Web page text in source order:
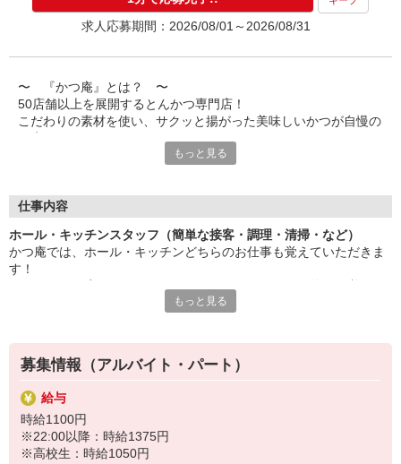
求人応募期間：2026/08/01～2026/08/31
〜 『かつ庵』とは？ 〜
50店舗以上を展開するとんかつ専門店！
こだわりの素材を使い、サクッと揚がった美味しいかつが自慢の
■ホール
■キッチン
⇒マニュアル通りの簡単な調理と盛り付け！
働きやすい日中だけ、短時間など希望のシフトで活躍可能。
家事や学業など、私生活と両立して無理なく働けますよ。
そろそろお仕事はじめませんか？
まずは気軽にご相談くださいね。
もっと見る
仕事内容
ホール・キッチンスタッフ（簡単な接客・調理・清掃・など）
かつ庵では、ホール・キッチンどちらのお仕事も覚えていただきま
す！
いただくので、未経験の方もご安心ください◎
・お客さまを席へご案内
・席に運んでご提供
・お会計・席の片付け など
⇒お客さまが専用のタッチパネルで注文するシステムなので、むず
かしい接客はありません。メニューは徐々に覚えていけばOK。
【キッチン】
もっと見る
募集情報（アルバイト・パート）
給与
時給1100円
※22:00以降：時給1375円
※高校生：時給1050円